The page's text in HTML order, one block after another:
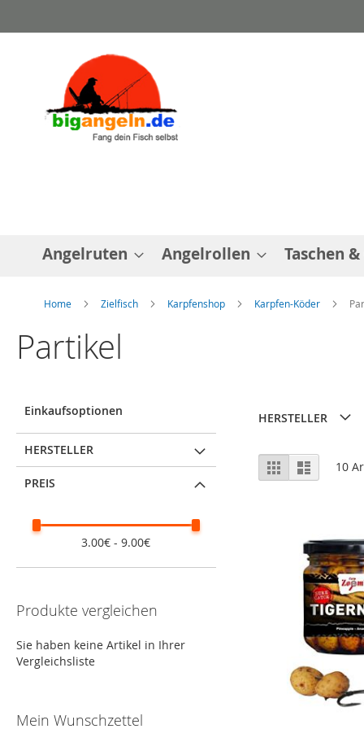
zum
Angelruten Angelrollen Taschen &
Home Zielfisch Karpfenshop Karpfen-Köder
Partikel
HERSTELLER
Ansicht
als
RasterListe 10
Einkaufsoptionen
HERSTELLER
PREIS
3.00€ - 9.00€
Produkte vergleichen
Sie haben keine Artikel in Ihrer
Vergleichsliste
Mein Wunschzettel